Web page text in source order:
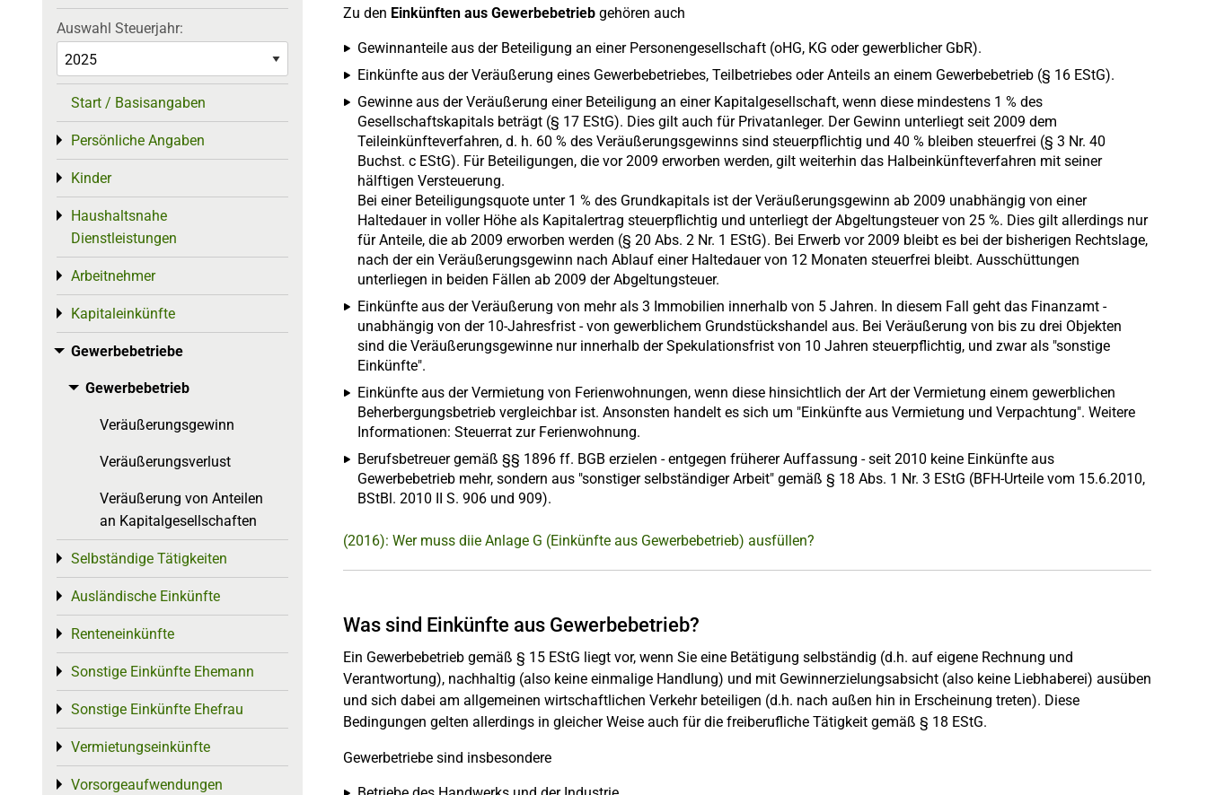
Zu den Einkünften aus Gewerbebetrieb gehören auch
Gewinnanteile aus der Beteiligung an einer Personengesellschaft (oHG, KG oder gewerblicher GbR).
Einkünfte aus der Veräußerung eines Gewerbebetriebes, Teilbetriebes oder Anteils an einem Gewerbebetrieb (§ 16 EStG).
Gewinne aus der Veräußerung einer Beteiligung an einer Kapitalgesellschaft, wenn diese mindestens 1 % des
Gesellschaftskapitals beträgt (§ 17 EStG). Dies gilt auch für Privatanleger. Der Gewinn unterliegt seit 2009 dem
Teileinkünfteverfahren, d. h. 60 % des Veräußerungsgewinns sind steuerpflichtig und 40 % bleiben steuerfrei (§ 3 Nr. 40
Buchst. c EStG). Für Beteiligungen, die vor 2009 erworben werden, gilt weiterhin das Halbeinkünfteverfahren mit seiner
hälftigen Versteuerung.
Bei einer Beteiligungsquote unter 1 % des Grundkapitals ist der Veräußerungsgewinn ab 2009 unabhängig von einer
Haltedauer in voller Höhe als Kapitalertrag steuerpflichtig und unterliegt der Abgeltungsteuer von 25 %. Dies gilt allerdings nur
für Anteile, die ab 2009 erworben werden (§ 20 Abs. 2 Nr. 1 EStG). Bei Erwerb vor 2009 bleibt es bei der bisherigen Rechtslage,
nach der ein Veräußerungsgewinn nach Ablauf einer Haltedauer von 12 Monaten steuerfrei bleibt. Ausschüttungen
unterliegen in beiden Fällen ab 2009 der Abgeltungsteuer.
Einkünfte aus der Veräußerung von mehr als 3 Immobilien innerhalb von 5 Jahren. In diesem Fall geht das Finanzamt -
unabhängig von der 10-Jahresfrist - von gewerblichem Grundstückshandel aus. Bei Veräußerung von bis zu drei Objekten
sind die Veräußerungsgewinne nur innerhalb der Spekulationsfrist von 10 Jahren steuerpflichtig, und zwar als "sonstige
Einkünfte".
Einkünfte aus der Vermietung von Ferienwohnungen, wenn diese hinsichtlich der Art der Vermietung einem gewerblichen
Beherbergungsbetrieb vergleichbar ist. Ansonsten handelt es sich um "Einkünfte aus Vermietung und Verpachtung". Weitere
Informationen: Steuerrat zur Ferienwohnung.
Berufsbetreuer gemäß §§ 1896 ff. BGB erzielen - entgegen früherer Auffassung - seit 2010 keine Einkünfte aus
Gewerbebetrieb mehr, sondern aus "sonstiger selbständiger Arbeit" gemäß § 18 Abs. 1 Nr. 3 EStG (BFH-Urteile vom 15.6.2010,
BStBl. 2010 II S. 906 und 909).
(2016): Wer muss diie Anlage G (Einkünfte aus Gewerbebetrieb) ausfüllen?
Was sind Einkünfte aus Gewerbebetrieb?
Ein Gewerbebetrieb gemäß § 15 EStG liegt vor, wenn Sie eine Betätigung selbständig (d.h. auf eigene Rechnung und
Verantwortung), nachhaltig (also keine einmalige Handlung) und mit Gewinnerzielungsabsicht (also keine Liebhaberei) ausüben
und sich dabei am allgemeinen wirtschaftlichen Verkehr beteiligen (d.h. nach außen hin in Erscheinung treten). Diese
Bedingungen gelten allerdings in gleicher Weise auch für die freiberufliche Tätigkeit gemäß § 18 EStG.
Gewerbetriebe sind insbesondere
Auswahl Steuerjahr:
Start / Basisangaben
Persönliche Angaben
Toggle menu
Kinder
Toggle menu
Haushaltsnahe
Dienstleistungen
Toggle menu
Arbeitnehmer
Toggle menu
Kapitaleinkünfte
Toggle menu
Gewerbebetriebe
Toggle menu
Gewerbebetrieb
Toggle menu
Veräußerungsgewinn
Veräußerungsverlust
Veräußerung von Anteilen
an Kapitalgesellschaften
Selbständige Tätigkeiten
Toggle menu
Ausländische Einkünfte
Toggle menu
Renteneinkünfte
Toggle menu
Sonstige Einkünfte Ehemann
Toggle menu
Sonstige Einkünfte Ehefrau
Toggle menu
Vermietungseinkünfte
Toggle menu
Vorsorgeaufwendungen
Toggle menu